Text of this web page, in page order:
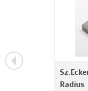
Radius